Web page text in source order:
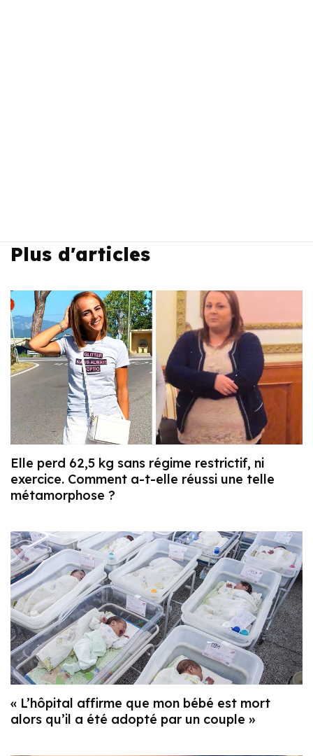
Plus d'articles
Elle perd 62,5 kg sans régime restrictif, ni
exercice. Comment a-t-elle réussi une telle
métamorphose ?
« L’hôpital affirme que mon bébé est mort
alors qu’il a été adopté par un couple »